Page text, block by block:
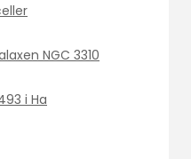
NGC 3310
i Ha